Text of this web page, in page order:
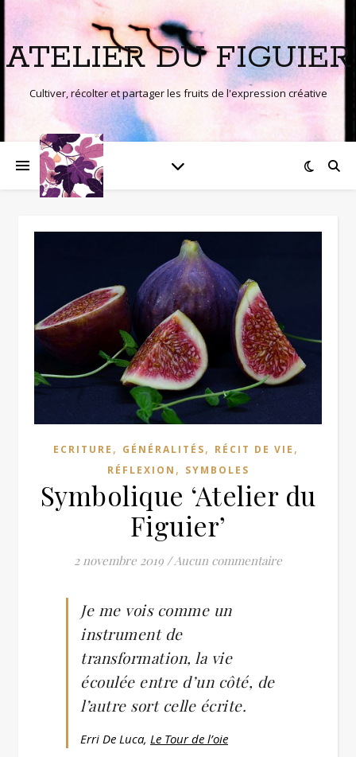
ATELIER DU FIGUIER
Cultiver, récolter et partager les fruits de l'expression créative
ECRITURE , GÉNÉRALITÉS, RÉCIT DE VIE ,
RÉFLEXION , SYMBOLES
Symbolique ‘Atelier du
Figuier’
2 novembre 2019 / Aucun commentaire
Je me vois comme un
instrument de
transformation, la vie
écoulée entre d’un côté, de
l’autre sort celle écrite.
Erri De Luca, Le Tour de l’oie